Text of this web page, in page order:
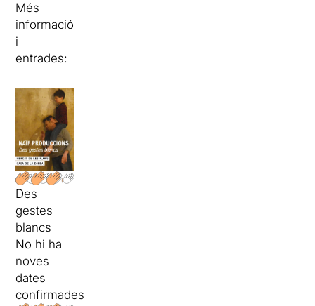
Més
informació
i
entrades:
Des
gestes
blancs
No hi ha
noves
dates
confirmades